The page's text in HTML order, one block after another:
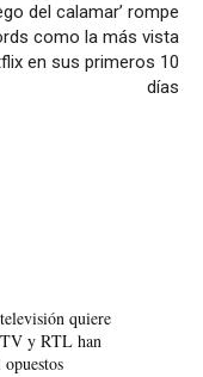
del calamar’ rompe
como la más vista
en sus primeros 10
días
quiere
y RTL han